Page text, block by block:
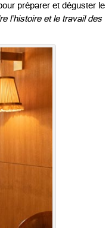
préparer et déguster le
l’histoire et le travail des